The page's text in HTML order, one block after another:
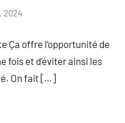
2024
Ça offre l’opportunité de
fois et d’éviter ainsi les
On fait […]